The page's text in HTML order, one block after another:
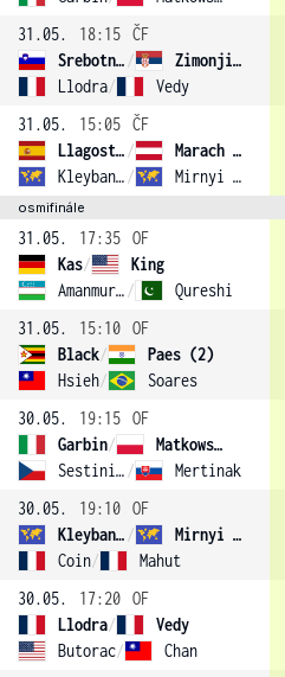
31.05.
18:15 ČF
Srebotnik /
Zimonjic (6)
Llodra/ Vedy
31.05.
15:05 ČF
Llagostera Vives /
Marach (3)
Kleybanova / Mirnyi (5)
osmifinále
31.05. 17:35 OF
Kas/
King
Amanmuradova / Qureshi
31.05.
15:10 OF
Black/
Paes (2)
Hsieh/ Soares
30.05.
19:15 OF
Garbin/
Matkowski
Sestini Hlaváčková / Mertinak
30.05.
19:10 OF
Kleybanova /
Mirnyi (5)
Coin/ Mahut
30.05.
17:20 OF
Llodra/
Vedy
Butorac/ Chan